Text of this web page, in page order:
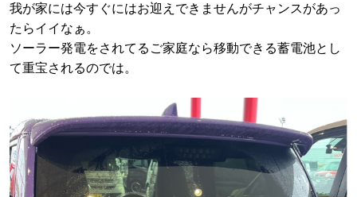
我が家には今すぐにはお迎えできませんがチャンスがあっ
たらイイなぁ。
ソーラー発電をされてるご家庭なら移動できる蓄電池とし
て重宝されるのでは。